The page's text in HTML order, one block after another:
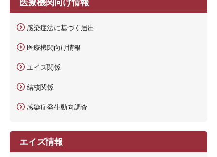
感染症法に基づく届出
医療機関向け情報
エイズ関係
結核関係
感染症発生動向調査
エイズ情報